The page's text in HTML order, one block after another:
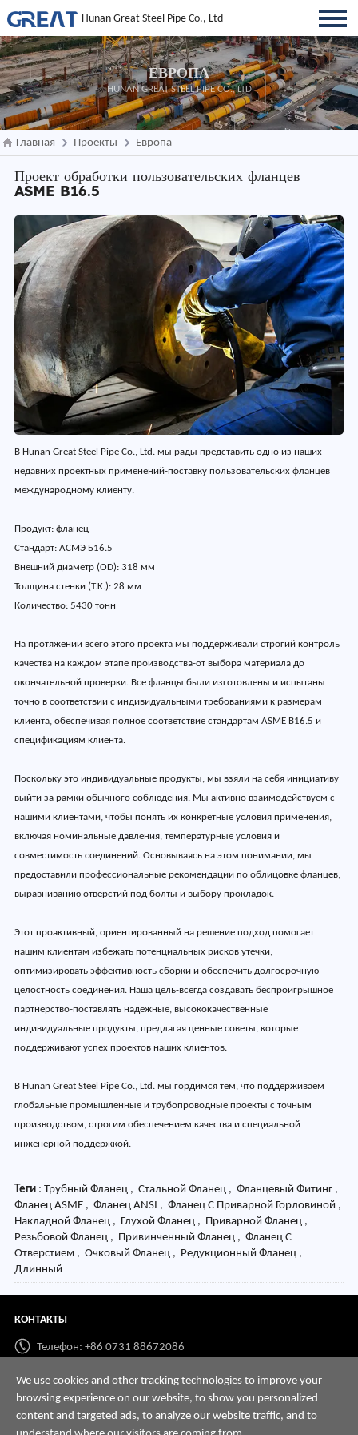
Hunan Great Steel Pipe Co., Ltd
ЕВРОПА
HUNAN GREAT STEEL PIPE CO., LTD
Главная Проекты Европа
Проект обработки пользовательских фланцев
ASME B16.5
В Hunan Great Steel Pipe Co., Ltd. мы рады представить одно из наших
недавних проектных применений-поставку пользовательских фланцев
международному клиенту.
Продукт: фланец
Стандарт: АСМЭ Б16.5
Внешний диаметр (OD): 318 мм
Толщина стенки (T.K.): 28 мм
Количество: 5430 тонн
На протяжении всего этого проекта мы поддерживали строгий контроль
качества на каждом этапе производства-от выбора материала до
окончательной проверки. Все фланцы были изготовлены и испытаны
точно в соответствии с индивидуальными требованиями к размерам
клиента, обеспечивая полное соответствие стандартам ASME B16.5 и
спецификациям клиента.
Поскольку это индивидуальные продукты, мы взяли на себя инициативу
выйти за рамки обычного соблюдения. Мы активно взаимодействуем с
нашими клиентами, чтобы понять их конкретные условия применения,
включая номинальные давления, температурные условия и
совместимость соединений. Основываясь на этом понимании, мы
предоставили профессиональные рекомендации по облицовке фланцев,
выравниванию отверстий под болты и выбору прокладок.
Этот проактивный, ориентированный на решение подход помогает
нашим клиентам избежать потенциальных рисков утечки,
оптимизировать эффективность сборки и обеспечить долгосрочную
целостность соединения. Наша цель-всегда создавать беспроигрышное
партнерство-поставлять надежные, высококачественные
индивидуальные продукты, предлагая ценные советы, которые
поддерживают успех проектов наших клиентов.
В Hunan Great Steel Pipe Co., Ltd. мы гордимся тем, что поддерживаем
глобальные промышленные и трубопроводные проекты с точным
производством, строгим обеспечением качества и специальной
инженерной поддержкой.
Теги: Трубный Фланец , Стальной Фланец , Фланцевый Фитинг ,
Фланец ASME , Фланец ANSI , Фланец С Приварной Горловиной ,
Накладной Фланец , Глухой Фланец , Приварной Фланец ,
Резьбовой Фланец , Привинченный Фланец , Фланец С
Отверстием , Очковый Фланец , Редукционный Фланец ,
Длинный
КОНТАКТЫ
Телефон: +86 0731 88672086
Whatsapp:+86 198 7313 7997
Email: info@hnssd.com
We use cookies and other tracking technologies to improve your
browsing experience on our website, to show you personalized
content and targeted ads, to analyze our website traffic, and to